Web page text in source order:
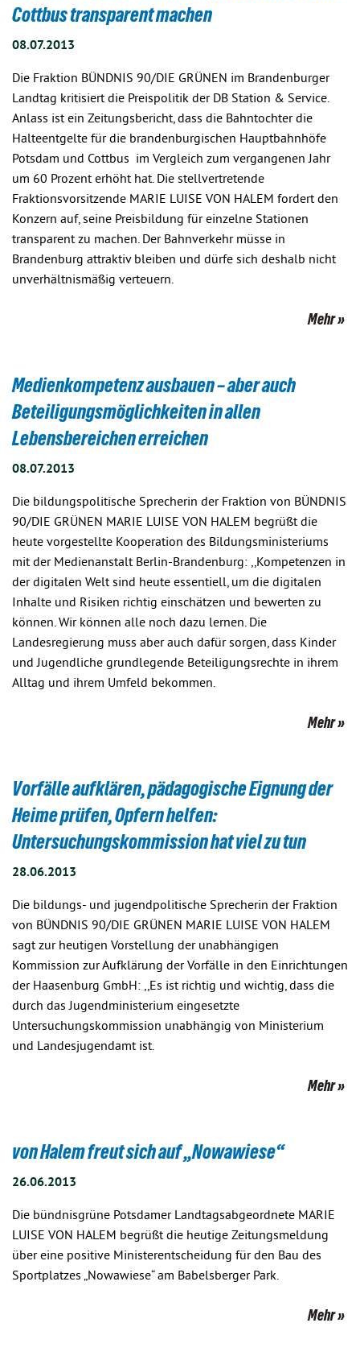
Cottbus transparent machen
08.07.2013
Die Fraktion BÜNDNIS 90/DIE GRÜNEN im Brandenburger
Landtag kritisiert die Preispolitik der DB Station & Service.
Anlass ist ein Zeitungsbericht, dass die Bahntochter die
Halteentgelte für die brandenburgischen Hauptbahnhöfe
Potsdam und Cottbus im Vergleich zum vergangenen Jahr
um 60 Prozent erhöht hat. Die stellvertretende
Fraktionsvorsitzende MARIE LUISE VON HALEM fordert den
Konzern auf, seine Preisbildung für einzelne Stationen
transparent zu machen. Der Bahnverkehr müsse in
Brandenburg attraktiv bleiben und dürfe sich deshalb nicht
unverhältnismäßig verteuern.
Mehr
Medienkompetenz ausbauen – aber auch
Beteiligungsmöglichkeiten in allen
Lebensbereichen erreichen
08.07.2013
Die bildungspolitische Sprecherin der Fraktion von BÜNDNIS
90/DIE GRÜNEN MARIE LUISE VON HALEM begrüßt die
heute vorgestellte Kooperation des Bildungsministeriums
mit der Medienanstalt Berlin-Brandenburg: ,,Kompetenzen in
der digitalen Welt sind heute essentiell, um die digitalen
Inhalte und Risiken richtig einschätzen und bewerten zu
können. Wir können alle noch dazu lernen. Die
Landesregierung muss aber auch dafür sorgen, dass Kinder
und Jugendliche grundlegende Beteiligungsrechte in ihrem
Alltag und ihrem Umfeld bekommen.
Mehr
Vorfälle aufklären, pädagogische Eignung der
Heime prüfen, Opfern helfen:
Untersuchungskommission hat viel zu tun
28.06.2013
Die bildungs- und jugendpolitische Sprecherin der Fraktion
von BÜNDNIS 90/DIE GRÜNEN MARIE LUISE VON HALEM
sagt zur heutigen Vorstellung der unabhängigen
Kommission zur Aufklärung der Vorfälle in den Einrichtungen
der Haasenburg GmbH: ,,Es ist richtig und wichtig, dass die
durch das Jugendministerium eingesetzte
Untersuchungskommission unabhängig von Ministerium
und Landesjugendamt ist.
Mehr
von Halem freut sich auf „Nowawiese“
26.06.2013
Die bündnisgrüne Potsdamer Landtagsabgeordnete MARIE
LUISE VON HALEM begrüßt die heutige Zeitungsmeldung
über eine positive Ministerentscheidung für den Bau des
Sportplatzes „Nowawiese“ am Babelsberger Park.
Mehr